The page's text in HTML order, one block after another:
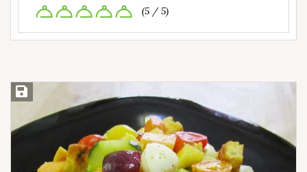
(5 / 5)
Salva ricetta